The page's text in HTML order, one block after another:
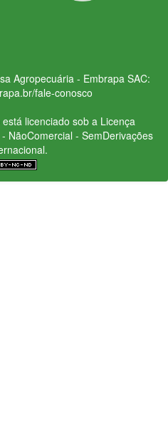
Agropecuária - Embrapa SAC:
fale-conosco
licenciado sob a Licença
NãoComercial - SemDerivações